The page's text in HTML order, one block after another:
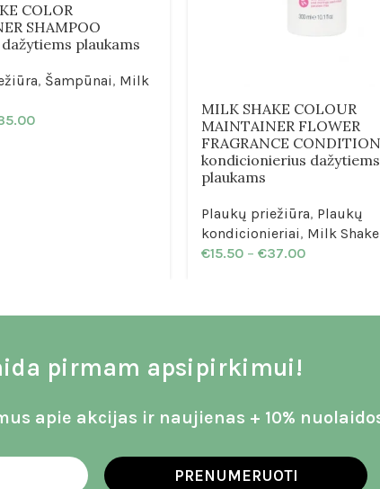
COLOR
SHAMPOO
plaukams
, Šampūnai, Milk
MILK SHAKE COLOUR
MAINTAINER FLOWER
FRAGRANCE
kondicionierius dažytiems
plaukams
Plaukų priežiūra, Plaukų
kondicionieriai, Milk Shake
€15.50 – €37.00
pirmam apsipirkimui!
apie akcijas ir naujienas + 10%
PRENUMERUOTI